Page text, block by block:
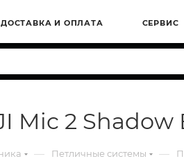
ДОСТАВКА И ОПЛАТА СЕРВИС
Mic 2 Shadow
— Петличные системы —